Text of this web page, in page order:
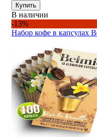
Купить
В наличии
-13%
Набор кофе в капсулах